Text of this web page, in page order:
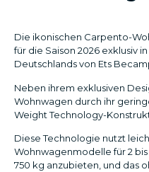
Die ikonischen Carpento-
für die Saison 2026 exklusiv
Deutschlands von Ets
Neben ihrem exklusiven
Wohnwagen durch ihr
Weight Technology-
Diese Technologie nutzt
Wohnwagenmodelle für 2
750 kg anzubieten, und das